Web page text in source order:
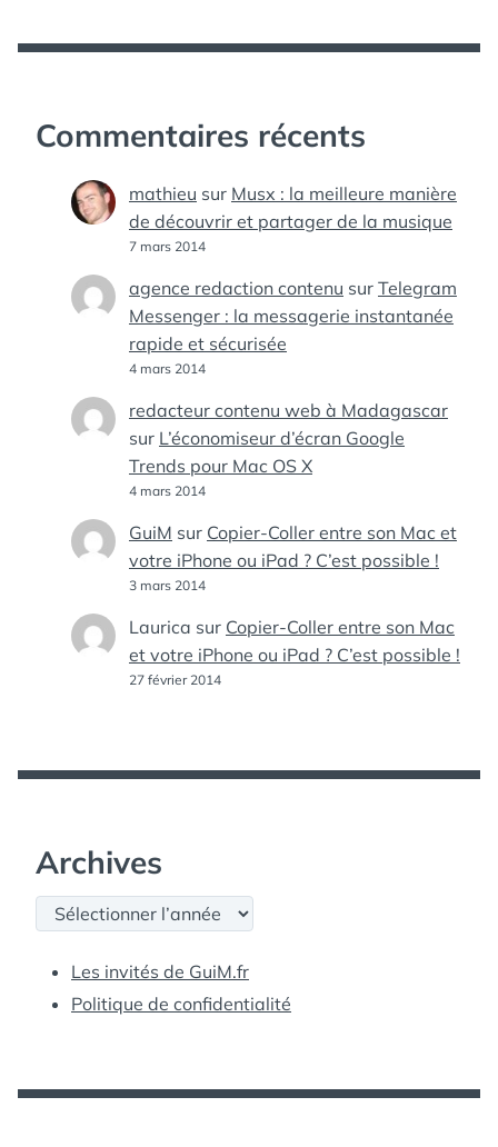
Commentaires récents
mathieu sur Musx : la meilleure manière
de découvrir et partager de la musique
7 mars 2014
agence redaction contenu sur Telegram
Messenger : la messagerie instantanée
rapide et sécurisée
4 mars 2014
redacteur contenu web à Madagascar
sur L’économiseur d’écran Google
Trends pour Mac OS X
4 mars 2014
GuiM sur Copier-Coller entre son Mac et
votre iPhone ou iPad ? C’est possible !
3 mars 2014
Laurica sur Copier-Coller entre son Mac
et votre iPhone ou iPad ? C’est possible !
27 février 2014
Archives
Archives
Les invités de GuiM.fr
Politique de confidentialité